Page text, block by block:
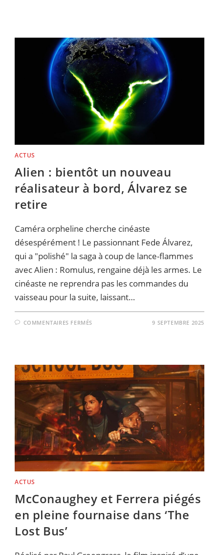
DAMON
REJOUENT
LES
COMPLICES
–
LES
PREMIÈRES
IMAGES
SONT
LÀ
ET
ELLES
PROMETTENT
DU
LOURD
!
ACTUS
Alien : bientôt un nouveau
réalisateur à bord, Álvarez se
retire
Caméra orpheline cherche cinéaste
désespérément ! Le passionnant Fede Álvarez,
qui a "polishé" la saga à coup de lance-flammes
avec Alien : Romulus, rengaine déjà les armes. Le
cinéaste ne reprendra pas les commandes du
vaisseau pour la suite, laissant…
COMMENTAIRES FERMÉS
À
BORD,
ÁLVAREZ
RETIRE
9 SEPTEMBRE 2025
ACTUS
McConaughey et Ferrera piégés
en pleine fournaise dans ‘The
Lost Bus’